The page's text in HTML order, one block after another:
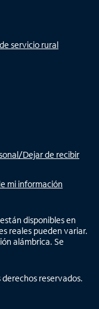
servicio rural
Dejar de recibir
mi información
disponibles en
reales pueden variar.
alámbrica. Se
reservados.